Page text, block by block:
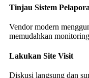
Tinjau Sistem
Vendor modern
memudahkan
Lakukan Site Visit
Diskusi langsung dan